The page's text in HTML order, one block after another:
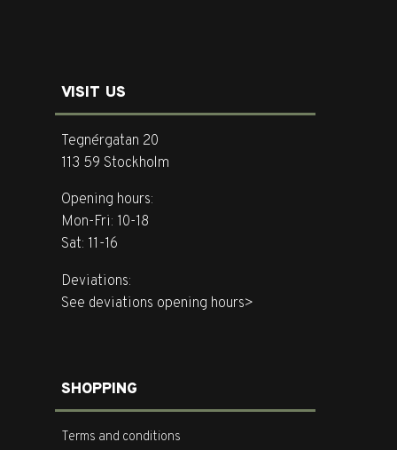
VISIT US
Tegnérgatan 20
113 59 Stockholm
Opening hours:
Mon-Fri: 10-18
Sat: 11-16
Deviations:
See deviations opening hours>
SHOPPING
Terms and conditions